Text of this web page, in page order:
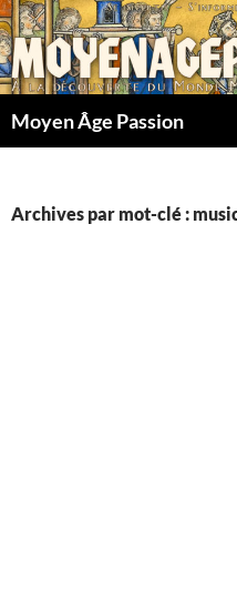
Aller
au
contenu
Moyen Âge Passion
Archives par mot-clé :